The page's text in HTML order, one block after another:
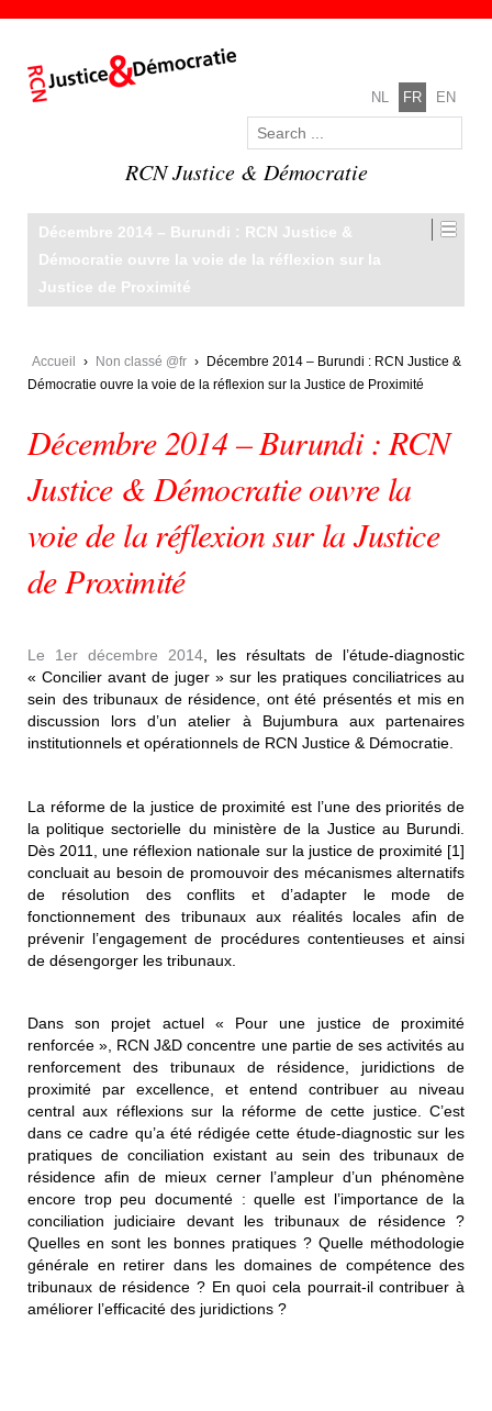
NL FR EN
RCN Justice & Démocratie
Décembre 2014 – Burundi : RCN Justice &
Démocratie ouvre la voie de la réflexion sur la
Justice de Proximité
Accueil › Non classé @fr ›
Décembre 2014 – Burundi : RCN Justice &
Démocratie ouvre la voie de la réflexion sur la Justice de Proximité
Décembre 2014 – Burundi : RCN
Justice & Démocratie ouvre la
voie de la réflexion sur la Justice
de Proximité
Le 1er décembre 2014, les résultats de l’étude-diagnostic
« Concilier avant de juger » sur les pratiques conciliatrices au
sein des tribunaux de résidence, ont été présentés et mis en
discussion lors d’un atelier à Bujumbura aux partenaires
institutionnels et opérationnels de RCN Justice & Démocratie.
La réforme de la justice de proximité est l’une des priorités de
la politique sectorielle du ministère de la Justice au Burundi.
Dès 2011, une réflexion nationale sur la justice de proximité [1]
concluait au besoin de promouvoir des mécanismes alternatifs
de résolution des conflits et d’adapter le mode de
fonctionnement des tribunaux aux réalités locales afin de
prévenir l’engagement de procédures contentieuses et ainsi
de désengorger les tribunaux.
Dans son projet actuel « Pour une justice de proximité
renforcée », RCN J&D concentre une partie de ses activités au
renforcement des tribunaux de résidence, juridictions de
proximité par excellence, et entend contribuer au niveau
central aux réflexions sur la réforme de cette justice. C’est
dans ce cadre qu’a été rédigée cette étude-diagnostic sur les
pratiques de conciliation existant au sein des tribunaux de
résidence afin de mieux cerner l’ampleur d’un phénomène
encore trop peu documenté : quelle est l’importance de la
conciliation judiciaire devant les tribunaux de résidence ?
Quelles en sont les bonnes pratiques ? Quelle méthodologie
générale en retirer dans les domaines de compétence des
tribunaux de résidence ? En quoi cela pourrait-il contribuer à
améliorer l’efficacité des juridictions ?